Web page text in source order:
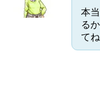
本
る
てね